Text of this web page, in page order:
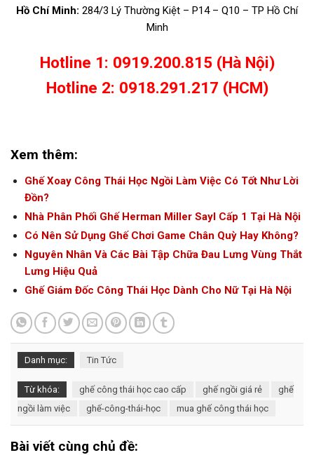
Hồ Chí Minh: 284/3 Lý Thường Kiệt – P14 – Q10 – TP Hồ Chí
Minh
Hotline 1: 0919.200.815 (Hà Nội)
Hotline 2: 0918.291.217 (HCM)
Xem thêm:
Ghế Xoay Công Thái Học Ngồi Làm Việc Có Tốt Như Lời
Đồn?
Nhà Phân Phối Ghế Herman Miller Sayl Cấp 1 Tại Hà Nội
Có Nên Sử Dụng Ghế Chơi Game Chân Quỳ Hay Không?
Nguyên Nhân Và Các Bài Tập Chữa Đau Lưng Vùng Thắt
Lưng Hiệu Quả
Ghế Giám Đốc Công Thái Học Dành Cho Nữ Tại Hà Nội
Danh mục: Tin Tức
Từ khóa: ghế công thái học cao cấp ghế ngồi giá rẻ
ghế
ngồi làm việc
ghế-công-thái-học mua ghế công thái học
Bài viết cùng chủ đề: